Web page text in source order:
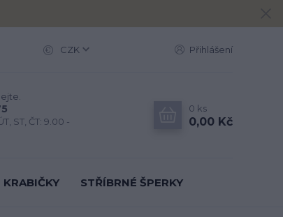
CZK Přihlášení
ST, ČT: 9.00 -
0 ks
0,00 Kč
KRABIČKY STŘÍBRNÉ ŠPERKY